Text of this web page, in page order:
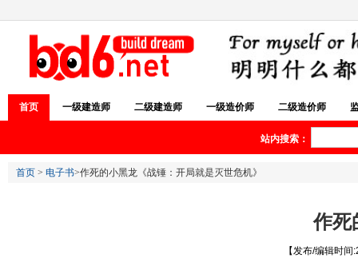
首页 一级建造师 二级建造师 一级造价师 二级造价师
站内搜索：
首页 > 电子书>作死的小黑龙《战锤：开局就是灭世危机》
作死
【发布/编辑时